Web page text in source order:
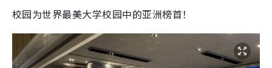
校园为世界最美大学校园中的亚洲榜首！